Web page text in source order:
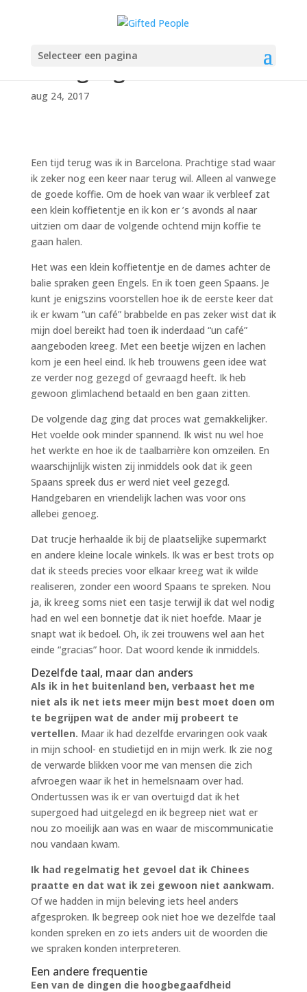
Selecteer een pagina
Spreek jij
“hoogbegaafds”?
aug 24, 2017
Een tijd terug was ik in Barcelona. Prachtige stad waar
ik zeker nog een keer naar terug wil. Alleen al vanwege
de goede koffie. Om de hoek van waar ik verbleef zat
een klein koffietentje en ik kon er ’s avonds al naar
uitzien om daar de volgende ochtend mijn koffie te
gaan halen.
Het was een klein koffietentje en de dames achter de
balie spraken geen Engels. En ik toen geen Spaans. Je
kunt je enigszins voorstellen hoe ik de eerste keer dat
ik er kwam “un café” brabbelde en pas zeker wist dat ik
mijn doel bereikt had toen ik inderdaad “un café”
aangeboden kreeg. Met een beetje wijzen en lachen
kom je een heel eind. Ik heb trouwens geen idee wat
ze verder nog gezegd of gevraagd heeft. Ik heb
gewoon glimlachend betaald en ben gaan zitten.
De volgende dag ging dat proces wat gemakkelijker.
Het voelde ook minder spannend. Ik wist nu wel hoe
het werkte en hoe ik de taalbarrière kon omzeilen. En
waarschijnlijk wisten zij inmiddels ook dat ik geen
Spaans spreek dus er werd niet veel gezegd.
Handgebaren en vriendelijk lachen was voor ons
allebei genoeg.
Dat trucje herhaalde ik bij de plaatselijke supermarkt
en andere kleine locale winkels. Ik was er best trots op
dat ik steeds precies voor elkaar kreeg wat ik wilde
realiseren, zonder een woord Spaans te spreken. Nou
ja, ik kreeg soms niet een tasje terwijl ik dat wel nodig
had en wel een bonnetje dat ik niet hoefde. Maar je
snapt wat ik bedoel. Oh, ik zei trouwens wel aan het
einde “gracias” hoor. Dat woord kende ik inmiddels.
Dezelfde taal, maar dan anders
Als ik in het buitenland ben, verbaast het me
niet als ik net iets meer mijn best moet doen om
te begrijpen wat de ander mij probeert te
vertellen. Maar ik had dezelfde ervaringen ook vaak
in mijn school- en studietijd en in mijn werk. Ik zie nog
de verwarde blikken voor me van mensen die zich
afvroegen waar ik het in hemelsnaam over had.
Ondertussen was ik er van overtuigd dat ik het
supergoed had uitgelegd en ik begreep niet wat er
nou zo moeilijk aan was en waar de miscommunicatie
nou vandaan kwam.
Ik had regelmatig het gevoel dat ik Chinees
praatte en dat wat ik zei gewoon niet aankwam.
Of we hadden in mijn beleving iets heel anders
afgesproken. Ik begreep ook niet hoe we dezelfde taal
konden spreken en zo iets anders uit de woorden die
we spraken konden interpreteren.
Een andere frequentie
Een van de dingen die hoogbegaafdheid